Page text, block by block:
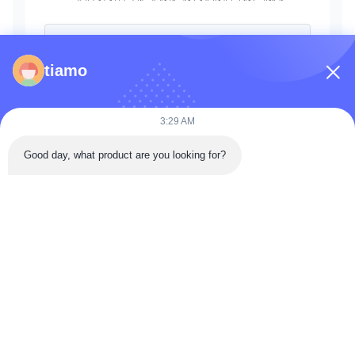
tiamo
3:29 AM
Good day, what product are you looking for?